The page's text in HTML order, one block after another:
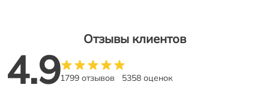
Отзывы клиентов
4.91799 отзывов 5358 оценок